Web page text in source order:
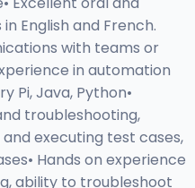
English and French.
with teams or
in automation
Pi, Java, Python•
troubleshooting,
executing test cases,
Hands on experience
ability to troubleshoot